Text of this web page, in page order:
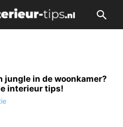
jungle in de woonkamer?
interieur tips!